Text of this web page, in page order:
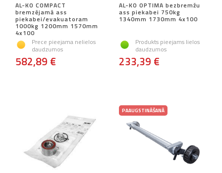
AL-KO COMPACT
bremzējamā ass
piekabei/evakuatoram
1000kg 1200mm 1570mm
4x100
Prece pieejama nelielos
daudzumos
582,89 €
AL-KO OPTIMA bezbremžu
ass piekabei 750kg
1340mm 1730mm 4x100
Produkts pieejams lielos
daudzumos
233,39 €
PAAUGSTINĀŠANĀ